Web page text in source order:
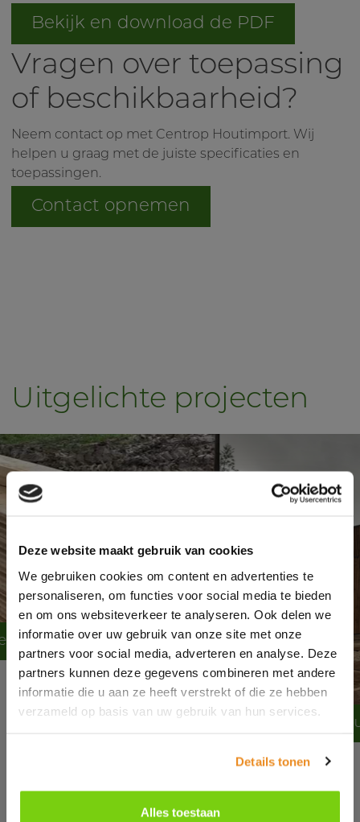
Deze website maakt gebruik van cookies
We gebruiken cookies om content en advertenties te
personaliseren, om functies voor social media te bieden
en om ons websiteverkeer te analyseren. Ook delen we
informatie over uw gebruik van onze site met onze
partners voor social media, adverteren en analyse. Deze
partners kunnen deze gegevens combineren met andere
informatie die u aan ze heeft verstrekt of die ze hebben
verzameld op basis van uw gebruik van hun services.
Details tonen
Alles toestaan
Bekijk en download de PDF
Vragen over toepassing
of beschikbaarheid?
Neem contact op met Centrop Houtimport. Wij
helpen u graag met de juiste specificaties en
toepassingen.
Contact opnemen
Uitgelichte projecten
Centrop levert hout voor